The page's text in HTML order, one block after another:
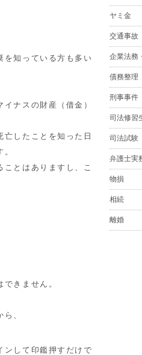
知っている方も多い
ナスの財産（借金）
したことを知った日
ことはありますし、こ
きません。
、
ンして印鑑押すだけで
ヤミ金
交通事故
企業法務
債務整理
刑事事件
司法修習
司法試験
弁護士実
物損
相続
離婚